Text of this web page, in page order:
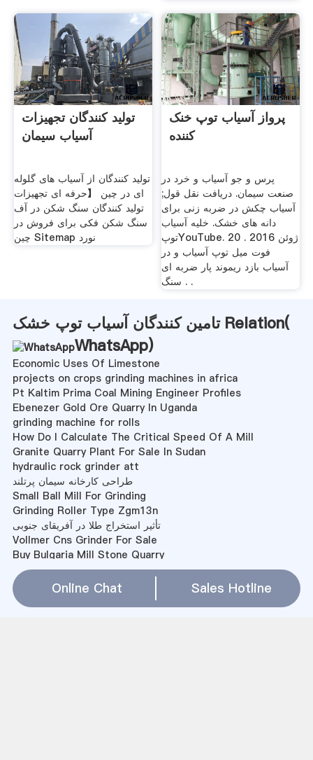
تولید کنندگان تجهیزات
آسیاب سیمان
تولید کنندگان از آسیاب های گلوله
ای در چین 【حرفه ای تجهیزات
تولید کنندگان سنگ شکن در آف
سنگ شکن فکی برای فروش در
چین Sitemap نورد
پرواز آسیاب توپ خنک
کننده
پرس و جو آسیاب و خرد در
صنعت سیمان. دریافت نقل قول;
آسیاب چکش در ضربه زنی برای
دانه های خشک. خلیه آسیاب
توپYouTube. 20 ژوئن 2016 .
فوت میل توپ آسیاب و در
آسیاب بازد ریموند پار ضربه ای
سنگ . .
تامین کنندگان آسیاب توپ خشک Relation(
WhatsApp)
Economic Uses Of Limestone
projects on crops grinding machines in africa
Pt Kaltim Prima Coal Mining Engineer Profiles
Ebenezer Gold Ore Quarry In Uganda
grinding machine for rolls
How Do I Calculate The Critical Speed Of A Mill
Granite Quarry Plant For Sale In Sudan
hydraulic rock grinder att
طراحی کارخانه سیمان پرتلند
Small Ball Mill For Grinding
Grinding Roller Type Zgm13n
تأثیر استخراج طلا در آفریقای جنوبی
Vollmer Cns Grinder For Sale
Buy Bulgaria Mill Stone Quarry
Making Process Of Laquer Clay Bangles At Ranchi
spare pack cabouchon grinding machine
سنگ معدن طلای مخروطی kegunaanya
Online Chat Sales Hotline